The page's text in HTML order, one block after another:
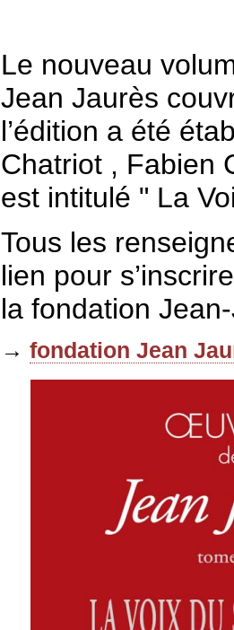
Le nouveau
Jean Jaurès
l’édition a été
Chatriot , Fabien
est intitulé " La
Tous les
lien pour
la fondation
→ fondation Jean